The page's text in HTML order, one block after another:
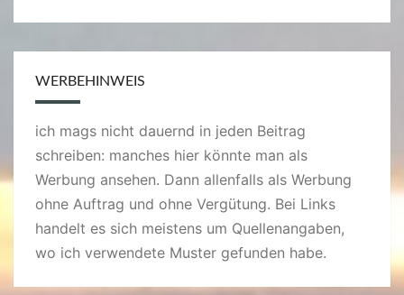
WERBEHINWEIS
ich mags nicht dauernd in jeden Beitrag
schreiben: manches hier könnte man als
Werbung ansehen. Dann allenfalls als Werbung
ohne Auftrag und ohne Vergütung. Bei Links
handelt es sich meistens um Quellenangaben,
wo ich verwendete Muster gefunden habe.